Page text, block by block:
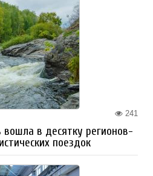
241
вошла в десятку регионов-
поездок